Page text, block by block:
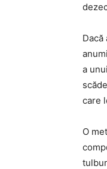
a
care
O